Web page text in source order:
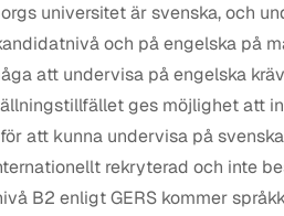
universitet är svenska, och
och på engelska på
att undervisa på engelska
ges möjlighet att
att kunna undervisa på
rekryterad och inte
B2 enligt GERS kommer